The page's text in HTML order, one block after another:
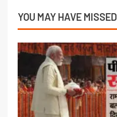
YOU MAY HAVE MISSED